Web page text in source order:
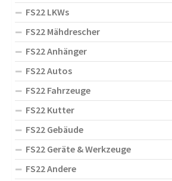
FS22 LKWs
FS22 Mähdrescher
FS22 Anhänger
FS22 Autos
FS22 Fahrzeuge
FS22 Kutter
FS22 Gebäude
FS22 Geräte & Werkzeuge
FS22 Andere